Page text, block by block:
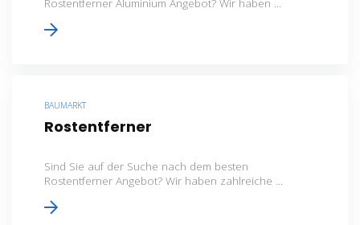
Rostentferner Aluminium Angebot? Wir haben ...
BAUMARKT
Rostentferner
Sind Sie auf der Suche nach dem besten
Rostentferner Angebot? Wir haben zahlreiche ...